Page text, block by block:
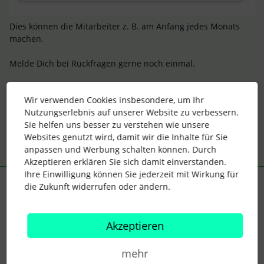
Dies können die Mitarbeiter z. B. am Anfang jedes Monats
machen.
Melde Dich bei Rückfragen gerne noch einmal.
Lydia
Faustine AUTOR*IN Forum|Forum|2 years ago
vielen Dank für die Erklärung. Kann es für mehrere MA auf
einmal gemacht werden, oder muss es immer manuell bei
Wir verwenden Cookies insbesondere, um Ihr
Nutzungserlebnis auf unserer Website zu verbessern.
Sie helfen uns besser zu verstehen wie unsere
Websites genutzt wird, damit wir die Inhalte für Sie
anpassen und Werbung schalten können. Durch
Akzeptieren erklären Sie sich damit einverstanden.
Ihre Einwilligung können Sie jederzeit mit Wirkung für
die Zukunft widerrufen oder ändern.
Akzeptieren
mehr